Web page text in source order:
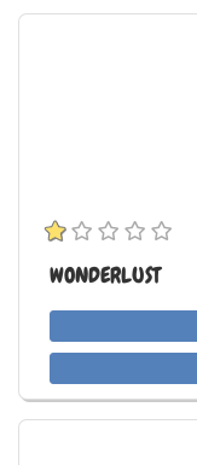
WONDERLUST